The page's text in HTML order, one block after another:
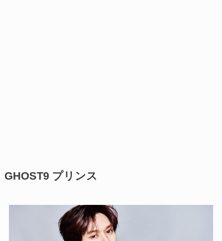
GHOST9 プリンス